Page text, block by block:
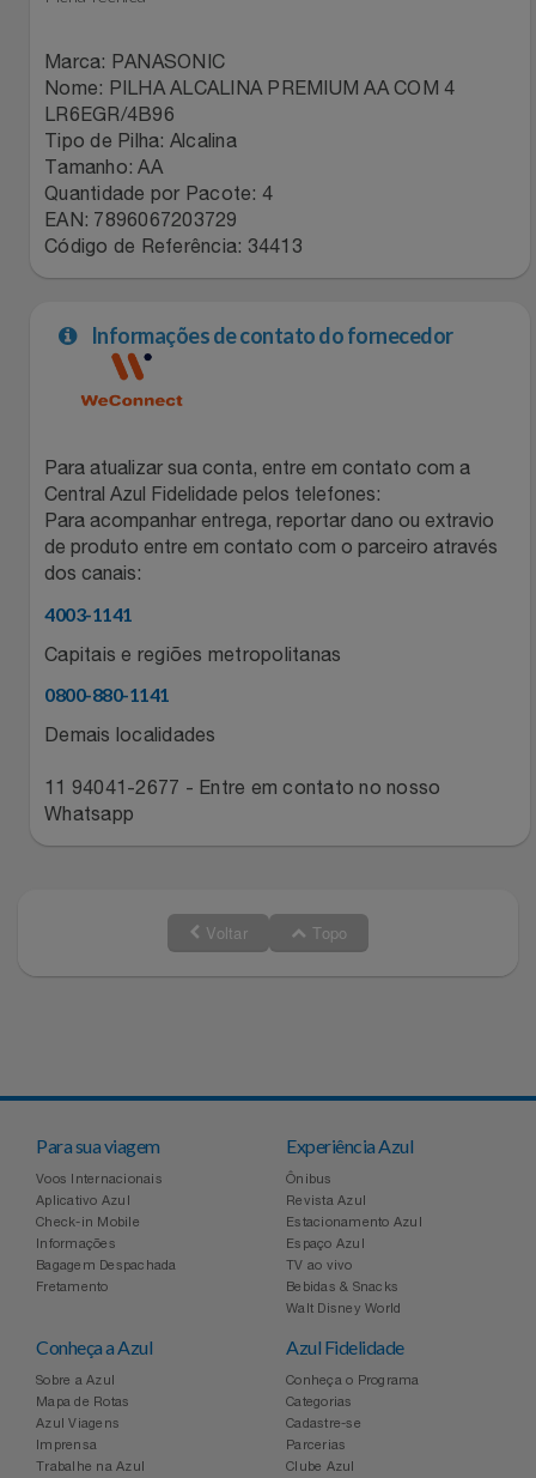
Marca: PANASONIC
Nome: PILHA ALCALINA PREMIUM AA COM 4
LR6EGR/4B96
Tipo de Pilha: Alcalina
Tamanho: AA
Quantidade por Pacote: 4
EAN: 7896067203729
Código de Referência: 34413
Informações de contato do fornecedor
Para atualizar sua conta, entre em contato com a
Central Azul Fidelidade pelos telefones:
Para acompanhar entrega, reportar dano ou extravio
de produto entre em contato com o parceiro através
dos canais:
4003-1141
Capitais e regiões metropolitanas
0800-880-1141
Demais localidades
11 94041-2677 - Entre em contato no nosso
Whatsapp
Voltar Topo
Para sua viagem
Voos Internacionais
Aplicativo Azul
Check-in Mobile
Informações
Bagagem Despachada
Fretamento
Experiência Azul
Ônibus
Revista Azul
Estacionamento Azul
Espaço Azul
TV ao vivo
Bebidas & Snacks
Walt Disney World
Conheça a Azul
Sobre a Azul
Mapa de Rotas
Azul Viagens
Imprensa
Trabalhe na Azul
Azul Fidelidade
Conheça o Programa
Categorias
Cadastre-se
Parcerias
Clube Azul